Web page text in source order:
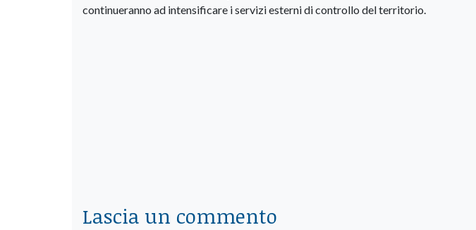
continueranno ad intensificare i servizi esterni di controllo del territorio.
Lascia un commento